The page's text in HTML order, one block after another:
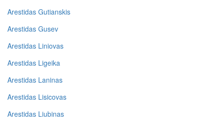
Arestidas Gutianskis
Arestidas Gusev
Arestidas Liniovas
Arestidas Ligeika
Arestidas Laninas
Arestidas Lisicovas
Arestidas Liubinas